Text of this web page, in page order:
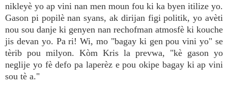
nikleyè yo ap vini nan men moun fou ki ka byen itilize yo.
Gason pi popilè nan syans, ak dirijan figi politik, yo avèti
nou sou danje ki genyen nan rechofman atmosfè ki kouche
jis devan yo. Pa ri! Wi, mo "bagay ki gen pou vini yo" se
tèrib pou milyon. Kòm Kris la prevwa, "kè gason yo
neglije yo fè defo pa laperèz e pou okipe bagay ki ap vini
sou tè a."